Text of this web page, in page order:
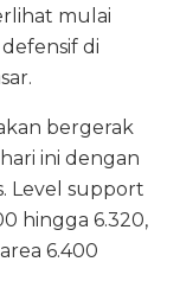
mulai
di
bergerak
ini dengan
Level support
hingga 6.320,
6.400